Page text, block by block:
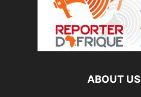
ABOUT US